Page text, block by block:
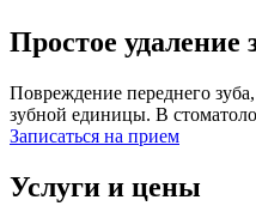
Простое удаление
Повреждение переднего
зубной единицы. В
Записаться на прием
Услуги и цены